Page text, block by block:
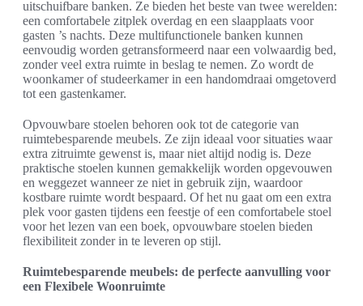
uitschuifbare banken. Ze bieden het beste van twee werelden:
een comfortabele zitplek overdag en een slaapplaats voor
gasten ’s nachts. Deze multifunctionele banken kunnen
eenvoudig worden getransformeerd naar een volwaardig bed,
zonder veel extra ruimte in beslag te nemen. Zo wordt de
woonkamer of studeerkamer in een handomdraai omgetoverd
tot een gastenkamer.
Opvouwbare stoelen behoren ook tot de categorie van
ruimtebesparende meubels. Ze zijn ideaal voor situaties waar
extra zitruimte gewenst is, maar niet altijd nodig is. Deze
praktische stoelen kunnen gemakkelijk worden opgevouwen
en weggezet wanneer ze niet in gebruik zijn, waardoor
kostbare ruimte wordt bespaard. Of het nu gaat om een extra
plek voor gasten tijdens een feestje of een comfortabele stoel
voor het lezen van een boek, opvouwbare stoelen bieden
flexibiliteit zonder in te leveren op stijl.
Ruimtebesparende meubels: de perfecte aanvulling voor
een Flexibele Woonruimte